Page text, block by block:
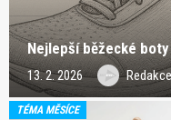
Nejlepší běžecké boty
13. 2. 2026 Redakce
TÉMA MĚSÍCE